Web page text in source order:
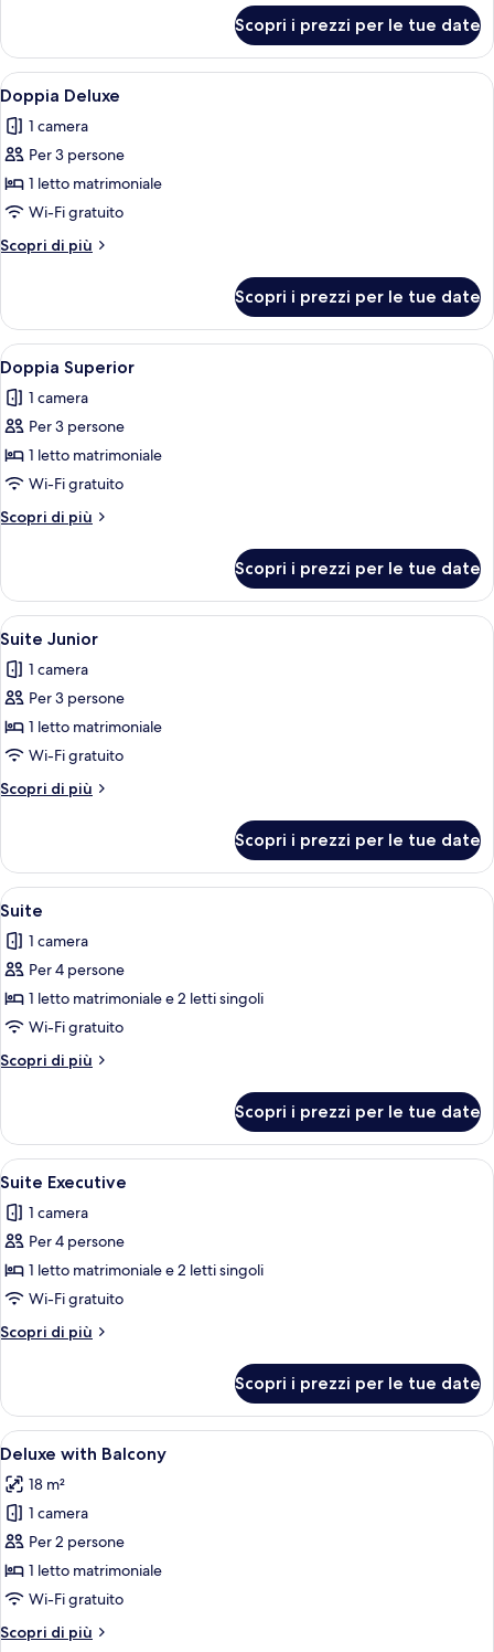
Standard
Scopri i prezzi per le tue date
Apri
tutte
le
foto
per
Doppia
Deluxe
Una camera da letto ordinata con
17
Doppia Deluxe
1 camera
Per 3 persone
1 letto matrimoniale
Wi-Fi gratuito
Scopri di più
Altri
Deluxe
Scopri i prezzi per le tue date
Apri
tutte
le
foto
per
Doppia
Superior
Una camera d'albergo ordinata con
20
Doppia Superior
1 camera
Per 3 persone
1 letto matrimoniale
Wi-Fi gratuito
Scopri di più
Altri
Superior
Scopri i prezzi per le tue date
Apri
tutte
le
foto
per
Suite
Junior
Una camera da letto moderna con
21
Suite Junior
1 camera
Per 3 persone
1 letto matrimoniale
Wi-Fi gratuito
Scopri di più
Altri
Junior
Scopri i prezzi per le tue date
Apri
tutte
le
foto
per
Suite
Una camera d'hotel moderna con
4
Suite
1 camera
Per 4 persone
1 letto matrimoniale e 2 letti singoli
Wi-Fi gratuito
Scopri di più
Altri
Scopri i prezzi per le tue date
Apri
tutte
le
foto
per
Suite
Executive
Una moderna camera d'albergo
9
Suite Executive
1 camera
Per 4 persone
1 letto matrimoniale e 2 letti singoli
Wi-Fi gratuito
Scopri di più
Altri
Executive
Scopri i prezzi per le tue date
Apri
tutte
le
foto
per
Deluxe
with
Una camera da letto con un letto, un
5
Deluxe with Balcony
18 m²
1 camera
Per 2 persone
1 letto matrimoniale
Wi-Fi gratuito
Scopri di più
Altri